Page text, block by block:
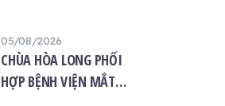
NGƯỜI DÂN
05/08/2026
CHÙA HÒA LONG PHỐI
HỢP BỆNH VIỆN MẮT